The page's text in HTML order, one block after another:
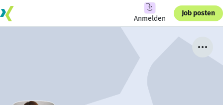
Anmelden
Job posten